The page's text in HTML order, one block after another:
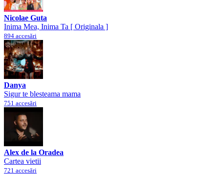
Nicolae Guta
Inima Mea, Inima Ta [ Originala ]
894 accesări
Danya
Sigur te blesteama mama
751 accesări
Alex de la Oradea
Cartea vietii
721 accesări